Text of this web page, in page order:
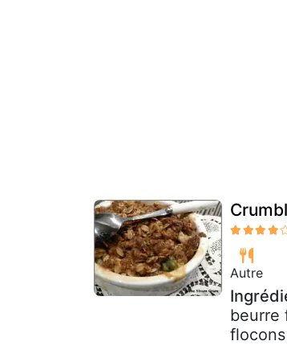
Autre
beurre